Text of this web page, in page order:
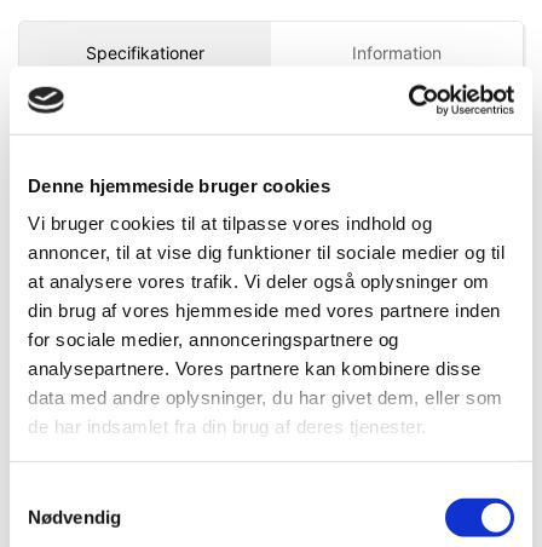
Denne hjemmeside bruger cookies
Vi bruger cookies til at tilpasse vores indhold og
annoncer, til at vise dig funktioner til sociale medier og til
at analysere vores trafik. Vi deler også oplysninger om
din brug af vores hjemmeside med vores partnere inden
for sociale medier, annonceringspartnere og
analysepartnere. Vores partnere kan kombinere disse
data med andre oplysninger, du har givet dem, eller som
de har indsamlet fra din brug af deres tjenester.
Nødvendig
(varenr. 467011) kan også tilkøbes
Specifikationer Information
EAN-nr. 4975364019677
Bedst sælgende i Knive til trapez- og
krogblade